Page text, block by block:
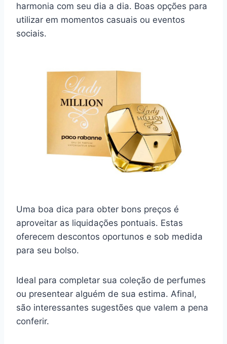
harmonia com seu dia a dia. Boas opções para
utilizar em momentos casuais ou eventos
sociais.
Uma boa dica para obter bons preços é
aproveitar as liquidações pontuais. Estas
oferecem descontos oportunos e sob medida
para seu bolso.
Ideal para completar sua coleção de perfumes
ou presentear alguém de sua estima. Afinal,
são interessantes sugestões que valem a pena
conferir.